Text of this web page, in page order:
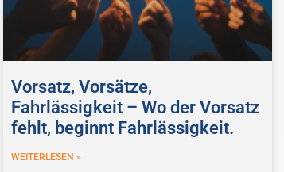
Vorsatz, Vorsätze,
Fahrlässigkeit – Wo der Vorsatz
fehlt, beginnt Fahrlässigkeit.
WEITERLESEN »